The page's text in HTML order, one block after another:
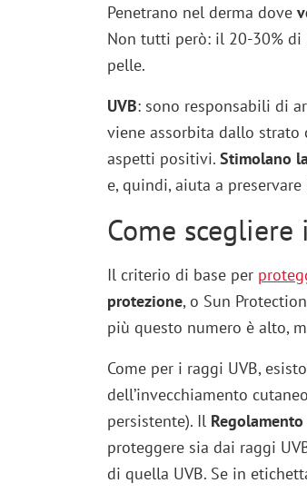
Penetrano nel derma dove
Non tutti però: il 20-30%
pelle.
UVB: sono responsabili di
viene assorbita dallo strato
aspetti positivi. Stimolano
e, quindi, aiuta a
Come
Il criterio di base per
protezione, o Sun
più questo numero è alto,
Come per i raggi UVB,
dell’invecchiamento
persistente). Il
proteggere sia dai raggi
di quella UVB. Se in